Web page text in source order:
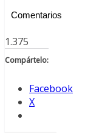
Comentarios
1.375
Compártelo:
Facebook
X